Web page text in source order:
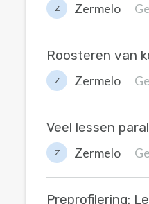
Z Zermelo
Roosteren van
Z Zermelo
Veel lessen
Z Zermelo
Preprofilering: